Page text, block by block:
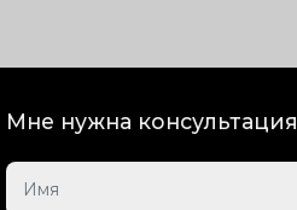
Мне нужна консультация